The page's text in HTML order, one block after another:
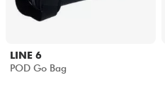
LINE 6
POD Go Bag